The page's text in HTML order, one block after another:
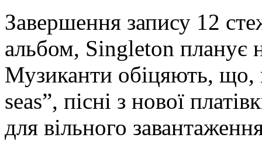
Завершення запису 12
альбом, Singleton планує
Музиканти обіцяють, що,
seas”, пісні з нової
для вільного